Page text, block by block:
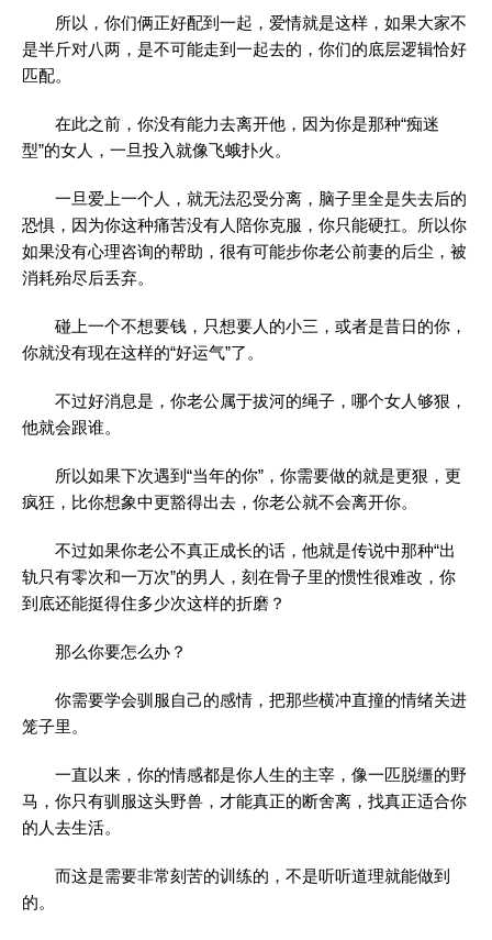
所以，你们俩正好配到一起，爱情就是这样，如果大家不
是半斤对八两，是不可能走到一起去的，你们的底层逻辑恰好
匹配。
在此之前，你没有能力去离开他，因为你是那种“痴迷
型”的女人，一旦投入就像飞蛾扑火。
一旦爱上一个人，就无法忍受分离，脑子里全是失去后的
恐惧，因为你这种痛苦没有人陪你克服，你只能硬扛。所以你
如果没有心理咨询的帮助，很有可能步你老公前妻的后尘，被
消耗殆尽后丢弃。
碰上一个不想要钱，只想要人的小三，或者是昔日的你，
你就没有现在这样的“好运气”了。
不过好消息是，你老公属于拔河的绳子，哪个女人够狠，
他就会跟谁。
所以如果下次遇到“当年的你”，你需要做的就是更狠，更
疯狂，比你想象中更豁得出去，你老公就不会离开你。
不过如果你老公不真正成长的话，他就是传说中那种“出
轨只有零次和一万次”的男人，刻在骨子里的惯性很难改，你
到底还能挺得住多少次这样的折磨？
那么你要怎么办？
你需要学会驯服自己的感情，把那些横冲直撞的情绪关进
笼子里。
一直以来，你的情感都是你人生的主宰，像一匹脱缰的野
马，你只有驯服这头野兽，才能真正的断舍离，找真正适合你
的人去生活。
而这是需要非常刻苦的训练的，不是听听道理就能做到
的。